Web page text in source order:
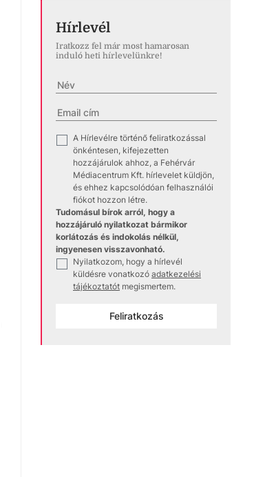
Hírlevél
Iratkozz fel már most hamarosan
induló heti hírlevelünkre!
A Hírlevélre történő feliratkozással
önkéntesen, kifejezetten
hozzájárulok ahhoz, a Fehérvár
Médiacentrum Kft. hírlevelet küldjön,
és ehhez kapcsolódóan felhasználói
fiókot hozzon létre.
Tudomásul bírok arról, hogy a
hozzájáruló nyilatkozat bármikor
korlátozás és indokolás nélkül,
ingyenesen visszavonható.
Nyilatkozom, hogy a hírlevél
küldésre vonatkozó adatkezelési
tájékoztatót megismertem.
Feliratkozás